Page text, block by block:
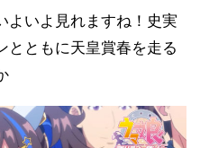
よいよ見れますね！史実
とともに天皇賞春を走る